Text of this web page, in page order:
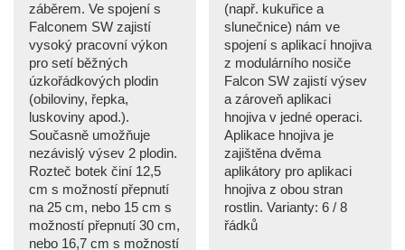
záběrem. Ve spojení s
Falconem SW zajistí
vysoký pracovní výkon
pro setí běžných
úzkořádkových plodin
(obiloviny, řepka,
luskoviny apod.).
Současně umožňuje
nezávislý výsev 2 plodin.
Rozteč botek činí 12,5
cm s možností přepnutí
na 25 cm, nebo 15 cm s
možností přepnutí 30 cm,
nebo 16,7 cm s možností
(např. kukuřice a
slunečnice) nám ve
spojení s aplikací hnojiva
z modulárního nosiče
Falcon SW zajistí výsev
a zároveň aplikaci
hnojiva v jedné operaci.
Aplikace hnojiva je
zajištěna dvěma
aplikátory pro aplikaci
hnojiva z obou stran
rostlin. Varianty: 6 / 8
řádků